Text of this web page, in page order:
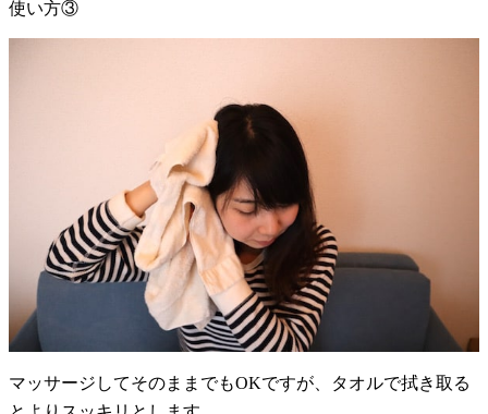
使い方③
マッサージしてそのままでもOKですが、タオルで拭き取る